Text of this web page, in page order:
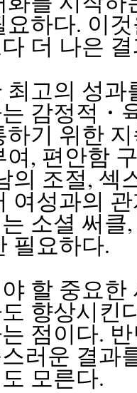
요하다. 이
더 나은
고의 성과
감정적・
하기 위한
여, 편안함
의 조절, 섹
여성과의
소셜 써
필요하다.
할 중요
향상시킨
점이다.
러운 결과
모른다.